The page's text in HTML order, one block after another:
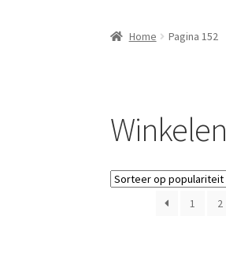
Home Pagina 152
Winkelen
1 2